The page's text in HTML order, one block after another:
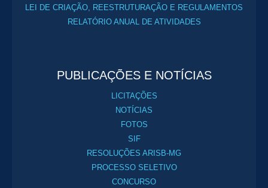
LEI DE CRIAÇÃO, REESTRUTURAÇÃO E REGULAMENTOS
RELATÓRIO ANUAL DE ATIVIDADES
PUBLICAÇÕES E NOTÍCIAS
LICITAÇÕES
NOTÍCIAS
FOTOS
SIF
RESOLUÇÕES ARISB-MG
PROCESSO SELETIVO
CONCURSO